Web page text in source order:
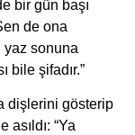
bir gün başı
de ona
yaz sonuna
bile şifadır.”
dişlerini gösterip
“Ya